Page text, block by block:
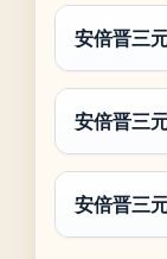
安倍晋三
安倍晋三
安倍晋三